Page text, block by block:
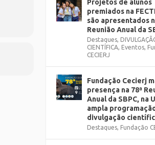
Projetos de alunos
premiados na
são apresentados
Reunião Anual da
Destaques,
CIENTÍFICA, Eventos,
CECIERJ
Fundação Cecierj
presença na 78ª
Anual da SBPC, na
ampla
divulgação
Destaques, Fundação